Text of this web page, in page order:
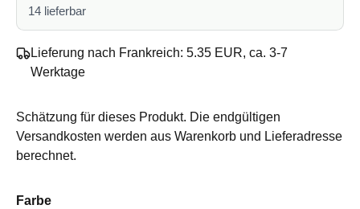
14 lieferbar
Lieferung nach Frankreich: 5.35 EUR, ca. 3-7
Werktage
Schätzung für dieses Produkt. Die endgültigen
Versandkosten werden aus Warenkorb und Lieferadresse
berechnet.
Farbeauswählen